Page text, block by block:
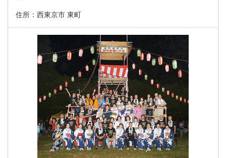
住所： 西東京市 東町